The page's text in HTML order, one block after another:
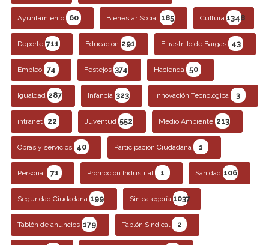
Ayuntamiento 60 Bienestar Social 185 Cultura 1348
Deporte 711 Educación 291 El rastrillo de Bargas 43
Empleo 74 Festejos 374 Hacienda 50
Igualdad 287 Infancia 323 Innovación Tecnológica 3
intranet 22 Juventud 552 Medio Ambiente 213
Obras y servicios 40 Participación Ciudadana 1
Personal 71 Promoción Industrial 1 Sanidad 106
Seguridad Ciudadana 199 Sin categoría 1037
Tablón de anuncios 179 Tablón Sindical 2